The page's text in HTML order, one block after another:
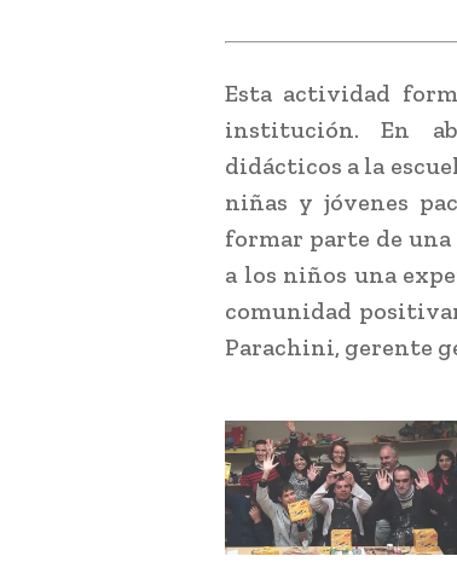
Esta actividad
institución. En
didácticos a la
niñas y jóvenes
formar parte de
a los niños una
comunidad
Parachini, gerente